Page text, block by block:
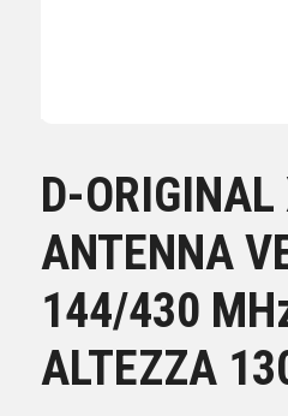
D-
ANTENNA
144/430
ALTEZZA